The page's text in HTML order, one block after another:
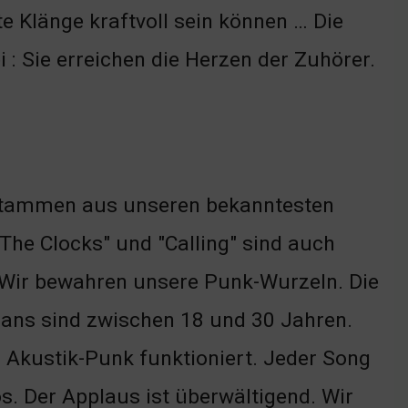
Klänge kraftvoll sein können … Die
Sie erreichen die Herzen der Zuhörer.
aus unseren bekanntesten
Clocks" und "Calling" sind auch
bewahren unsere Punk-Wurzeln. Die
sind zwischen 18 und 30 Jahren.
Akustik-Punk funktioniert. Jeder Song
Der Applaus ist überwältigend. Wir